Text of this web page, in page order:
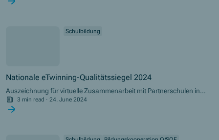
Schulbildung
Nationale eTwinning-Qualitätssiegel 2024
Auszeichnung für virtuelle Zusammenarbeit mit Partnerschulen in
Europa: 21 Lehrkräfte erhalten nationales eTwinning-Qualitätssiegel
3 min read · 24. June 2024